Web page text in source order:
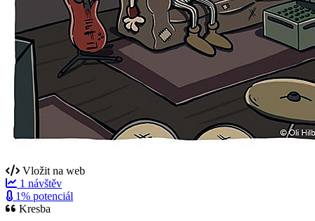
Vložit na web
1 návštěv
1% potenciál
Kresba